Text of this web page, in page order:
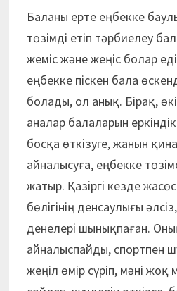
Баланы ерте еңбекке
төзімді етіп тәрбиелеу
жеміс және жеңіс болар
еңбекке піскен бала
болады, ол анық. Бірақ,
аналар балаларын
босқа өткізуге, жанын
айналысуға, еңбекке
жатыр. Қазіргі кезде
бөлігінің денсаулығы
денелері шынықпаған.
айналыспайды, спортпен
жеңіл өмір сүріп, мәні